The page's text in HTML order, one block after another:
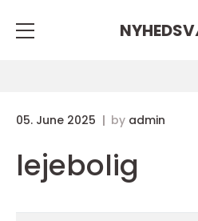
05. June 2025 by admin
lejebolig